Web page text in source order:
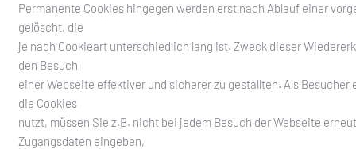
Permanente Cookies hingegen werden erst nach Ablauf einer
gelöscht, die
je nach Cookieart unterschiedlich lang ist. Zweck dieser
den Besuch
einer Webseite effektiver und sicherer zu gestallten. Als Besucher
die Cookies
nutzt, müssen Sie z.B. nicht bei jedem Besuch der Webseite
Zugangsdaten eingeben,